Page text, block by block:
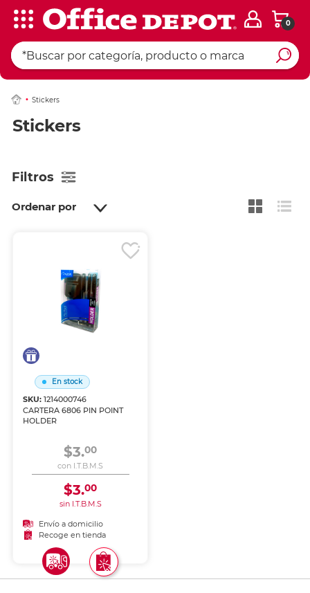
0
Stickers
Stickers
Filtros
Ordenar por
En stock
SKU:1214000746
CARTERA 6806 PIN POINT
HOLDER
$3.00
con I.T.B.M.S
$3.00
sin I.T.B.M.S
Envío a domicilio
Recoge en tienda